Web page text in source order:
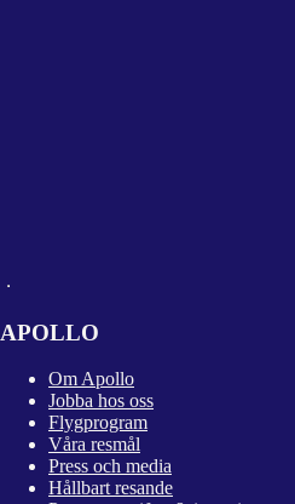
APOLLO
Om Apollo
Jobba hos oss
Flygprogram
Våra resmål
Press och media
Hållbart resande